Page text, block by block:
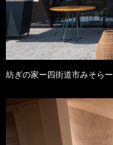
紡ぎの家ー四街道市みそらー